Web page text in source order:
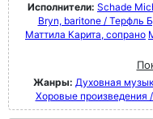
Исполнители: Schade
Bryn, baritone / Терфль
Маттила Карита, сопрано
Жанры: Духовная
Хоровые произведения